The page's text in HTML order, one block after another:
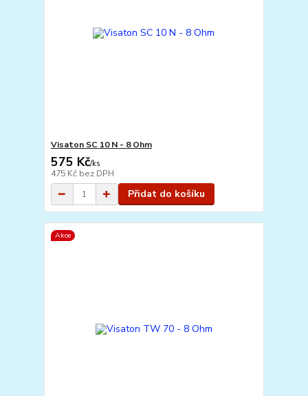
Visaton SC 10 N - 8 Ohm
575 Kč/ks
475 Kč bez DPH
Přidat do košíku
Akce